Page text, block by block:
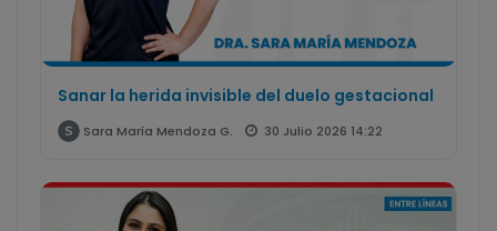
Sanar la herida invisible del duelo gestacional
Sara María Mendoza G. 30 Julio 2026 14:22